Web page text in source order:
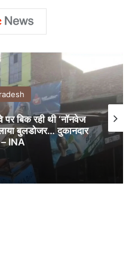
बिक रही थी ‘नॉनवेज
बुलडोजर… दुकानदार
– INA